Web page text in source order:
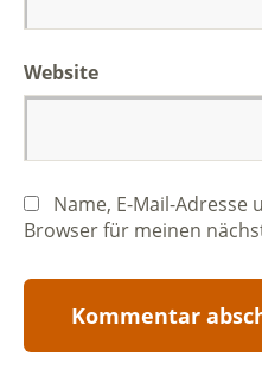
Website
Name, E-Mail-Adresse
Browser für meinen